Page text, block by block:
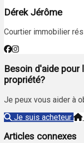
Dérek Jérôme
Courtier immobilier
Besoin d'aide pour
propriété?
Je peux vous aider à
Je suis acheteur
Articles connexes